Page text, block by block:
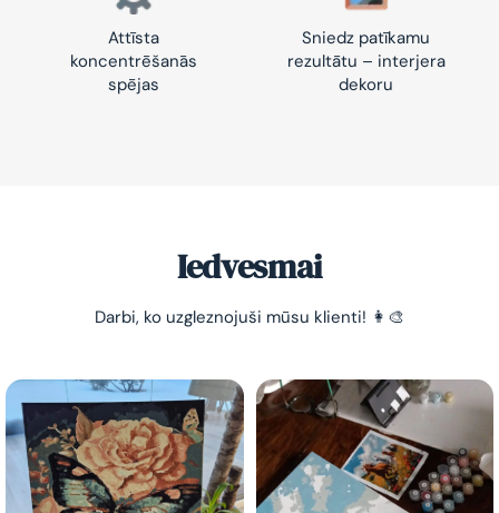
Attīsta
koncentrēšanās
spējas
Sniedz patīkamu
rezultātu – interjera
dekoru
Iedvesmai
Darbi, ko uzgleznojuši mūsu klienti! 👩‍🎨